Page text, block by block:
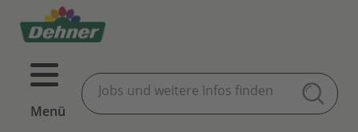
Menü